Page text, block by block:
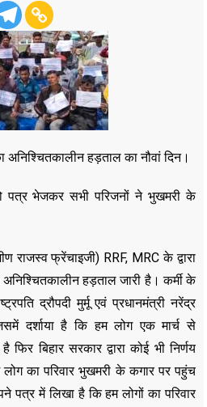
अनिश्चितकालीन हड़ताल का नौवां दिन।
पत्र भेजकर सभी परिजनों ने भुखमरी के
राजस्व फ्रेंचाइजी) RRF, MRC के द्वारा
हड़ताल जारी है। कर्मी के
द्रौपदी मुर्मू एवं प्रधानमंत्री नरेंद्र
दर्शाया है कि हम लोग एक मार्च से
बिहार सरकार द्वारा कोई भी निर्णय
का परिवार भुखमरी के कगार पर पहुंच
पत्र में लिखा है कि हम लोगों का परिवार